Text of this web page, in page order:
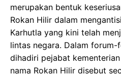
merupakan bentuk
Rokan Hilir dalam
Karhutla yang kini telah
lintas negara. Dalam
dihadiri pejabat
nama Rokan Hilir disebut